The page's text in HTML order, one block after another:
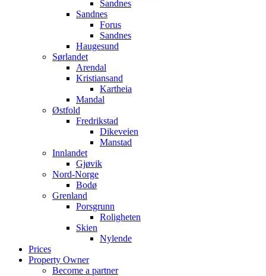
Sandnes
Sandnes
Forus
Sandnes
Haugesund
Sørlandet
Arendal
Kristiansand
Kartheia
Mandal
Østfold
Fredrikstad
Dikeveien
Manstad
Innlandet
Gjøvik
Nord-Norge
Bodø
Grenland
Porsgrunn
Roligheten
Skien
Nylende
Prices
Property Owner
Become a partner